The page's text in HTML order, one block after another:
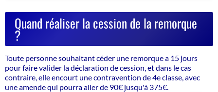
Quand réaliser la cession de la remorque
?
Toute personne souhaitant céder une remorque a 15 jours
pour faire valider la déclaration de cession, et dans le cas
contraire, elle encourt une contravention de 4e classe, avec
une amende qui pourra aller de 90€ jusqu'à 375€.